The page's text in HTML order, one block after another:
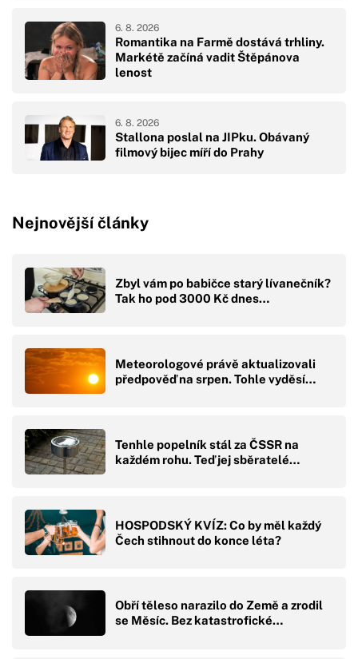
Romantika na Farmě dostává trhliny.
Markétě začíná vadit Štěpánova
lenost
6. 8. 2026
Stallona poslal na JIPku. Obávaný
filmový bijec míří do Prahy
6. 8. 2026
Nejnovější články
Zbyl vám po babičce starý lívanečník?
Tak ho pod 3000 Kč dnes…
Meteorologové právě aktualizovali
předpověď na srpen. Tohle vyděsí…
Tenhle popelník stál za ČSSR na
každém rohu. Teď jej sběratelé…
HOSPODSKÝ KVÍZ: Co by měl každý
Čech stihnout do konce léta?
Obří těleso narazilo do Země a zrodil
se Měsíc. Bez katastrofické…